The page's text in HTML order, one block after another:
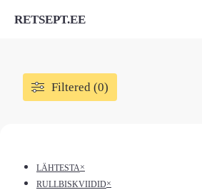
RETSEPT.EE
Filtered (0)
LÄHTESTA×
RULLBISKVIIDID×